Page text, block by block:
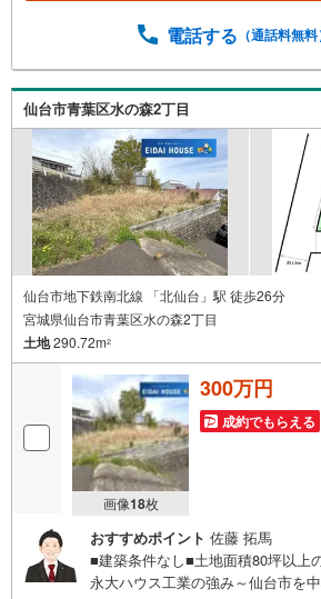
【引っ越し】【リフォーム】など
ついても、誠心誠意ご説明させて
ッズスペースも完備！お子様連れ
ください。営業時間:10:00～18:00
舗により変動あり）現地のご案内
お気軽にお問い合わせください！
電話する （通話料無料
仙台市青葉区水の森2丁目
仙台市地下鉄南北線 「北仙台」駅 徒歩26分
宮城県仙台市青葉区水の森2丁目
土地290.72m2
画像18枚
300万円
成約でもらえる
おすすめポイント 佐藤 拓馬
■建築条件なし■土地面積80坪以上
永大ハウス工業の強み～仙台市を